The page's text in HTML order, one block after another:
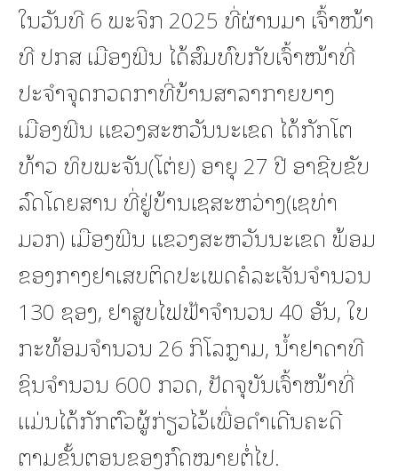
ໃນວັນທີ 6 ພະຈິກ 2025 ທີ່ຜ່ານມາ ເຈົ້າໜ້າ
ທີ ປກສ ເມືອງພີນ ໄດ້ສົມທົບກັບເຈົ້າໜ້າທີ່
ປະຈຳຈຸດກວດກາທີ່ບ້ານສາລາກາຍບາງ
ເມືອງພີນ ແຂວງສະຫວັນນະເຂດ ໄດ້ກັກໂຕ
ທ້າວ ທິບພະຈັນ(ໂຕ່ຍ) ອາຍຸ 27 ປີ ອາຊີບຂັບ
ລົດໂດຍສານ ທີ່ຢູ່ບ້ານເຊສະຫວ່າງ(ເຊທ່າ
ມວກ) ເມືອງພີນ ແຂວງສະຫວັນນະເຂດ ພ້ອມ
ຂອງກາງຢາເສບຕິດປະເພດຄໍລະເຈັນຈຳນວນ
130 ຊອງ, ຢາສູບໄຟຟ້າຈຳນວນ 40 ອັນ, ໃບ
ກະທ້ອມຈຳນວນ 26 ກິໂລກຼາມ, ນ້ຳຢາດາທີ
ຊິນຈຳນວນ 600 ກວດ, ປັດຈຸບັນເຈົ້າໜ້າທີ່
ແມ່ນໄດ້ກັກຕົວຜູ້ກ່ຽວໄວ້ເພື່ອດໍາເດີນຄະດີ
ຕາມຂັ້ນຕອນຂອງກົດໝາຍຕໍ່ໄປ.